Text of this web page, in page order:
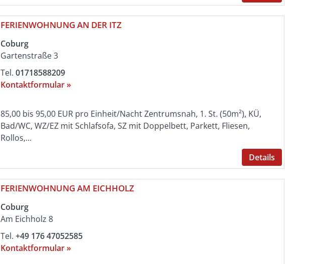
FERIENWOHNUNG AN DER ITZ
Coburg
Gartenstraße 3
Tel. 01718588209
Kontaktformular »
85,00 bis 95,00 EUR pro Einheit/Nacht Zentrumsnah, 1. St. (50m²), KÜ,
Bad/WC, WZ/EZ mit Schlafsofa, SZ mit Doppelbett, Parkett, Fliesen,
Rollos,...
Details
FERIENWOHNUNG AM EICHHOLZ
Coburg
Am Eichholz 8
Tel. +49 176 47052585
Kontaktformular »